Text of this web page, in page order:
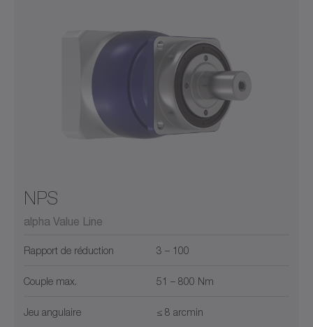
NPS
alpha Value Line
Rapport de réduction 3 – 100
Couple max. 51 – 800 Nm
Jeu angulaire ≤ 8 arcmin